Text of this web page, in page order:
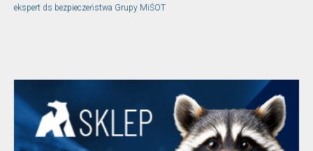
ekspert ds bezpieczeństwa Grupy MiŚOT